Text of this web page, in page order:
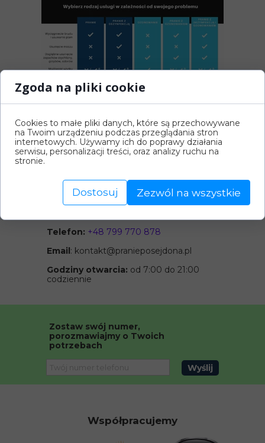
Telefon: +48 799 770 878
Email: kontakt@pranieposejdona.pl
Godziny otwarcia: od 7:00 do 21:00
codziennie
Rezerwacja w
Gdańsku
(kliknij w napisrezerwacja, aby zarezerwować termin online)
Współpracujemy
Wyślij
Zostaw swój numer,
porozmawiajmy o Twoich
potrzebach
Zgoda na pliki cookie
Cookies to małe pliki danych, które są przechowywane
na Twoim urządzeniu podczas przeglądania stron
internetowych. Używamy ich do poprawy działania
serwisu, personalizacji treści, oraz analizy ruchu na
stronie.
Dostosuj Zezwól na wszystkie